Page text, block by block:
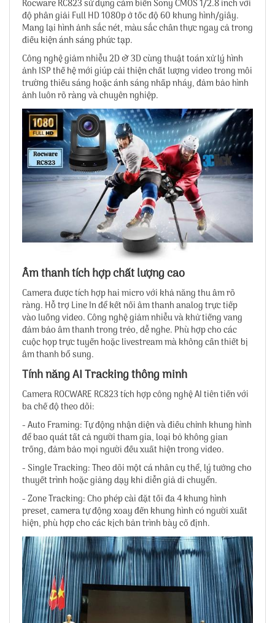
Rocware RC823 sử dụng cảm biến Sony CMOS 1/2.8 inch với
độ phân giải Full HD 1080p ở tốc độ 60 khung hình/giây.
Mang lại hình ảnh sắc nét, màu sắc chân thực ngay cả trong
điều kiện ánh sáng phức tạp.
Công nghệ giảm nhiễu 2D & 3D cùng thuật toán xử lý hình
ảnh ISP thế hệ mới giúp cải thiện chất lượng video trong môi
trường thiếu sáng hoặc ánh sáng nhấp nháy, đảm bảo hình
ảnh luôn rõ ràng và chuyên nghiệp.
Âm thanh tích hợp chất lượng cao
Camera được tích hợp hai micro với khả năng thu âm rõ
ràng. Hỗ trợ Line In để kết nối âm thanh analog trực tiếp
vào luồng video. Công nghệ giảm nhiễu và khử tiếng vang
đảm bảo âm thanh trong trẻo, dễ nghe. Phù hợp cho các
cuộc họp trực tuyến hoặc livestream mà không cần thiết bị
âm thanh bổ sung.
Tính năng AI Tracking thông minh
Camera ROCWARE RC823 tích hợp công nghệ AI tiên tiến với
ba chế độ theo dõi:
- Auto Framing: Tự động nhận diện và điều chỉnh khung hình
để bao quát tất cả người tham gia, loại bỏ không gian
trống, đảm bảo mọi người đều xuất hiện trong video.
- Single Tracking: Theo dõi một cá nhân cụ thể, lý tưởng cho
thuyết trình hoặc giảng dạy khi diễn giả di chuyển.
- Zone Tracking: Cho phép cài đặt tối đa 4 khung hình
preset, camera tự động xoay đến khung hình có người xuất
hiện, phù hợp cho các kịch bản trình bày cố định.